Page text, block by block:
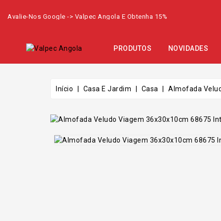
Avalie-Nos Google -> Valpec Angola E Obtenha 15%
PRODUTOS NOVIDADES
Início Casa E Jardim Casa Almofada